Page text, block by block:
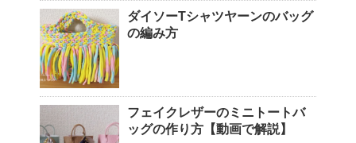
ダイソーTシャツヤーンのバッグ
の編み方
フェイクレザーのミニトートバ
ッグの作り方【動画で解説】